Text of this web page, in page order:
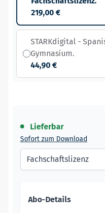
219,00 €
STARKdigital -
Gymnasium.
44,90 €
Lieferbar
Sofort zum Download
Abo-Details